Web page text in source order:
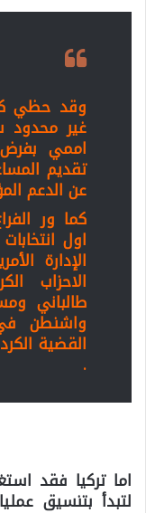
وقد حظي
غير محدود
اممي
تقديم
عن الدعم
كما ور
اول
الإدارة
الاحزاب
طالباني
القضية
.
اما تركيا فقد
لتبدأ بتنسيق